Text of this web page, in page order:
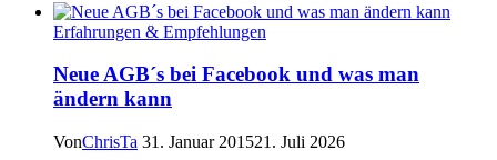
Erfahrungen & Empfehlungen
Neue AGB´s bei Facebook und was man
ändern kann
VonChrisTa 31. Januar 201521. Juli 2026